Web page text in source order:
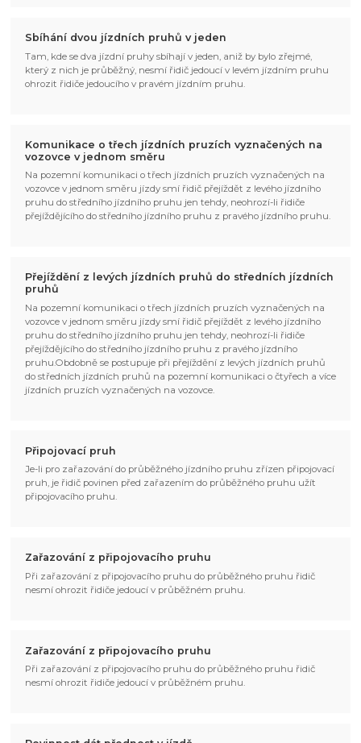
Sbíhání dvou jízdních pruhů v jeden
Tam, kde se dva jízdní pruhy sbíhají v jeden, aniž by bylo zřejmé,
který z nich je průběžný, nesmí řidič jedoucí v levém jízdním pruhu
ohrozit řidiče jedoucího v pravém jízdním pruhu.
Komunikace o třech jízdních pruzích vyznačených na
vozovce v jednom směru
Na pozemní komunikaci o třech jízdních pruzích vyznačených na
vozovce v jednom směru jízdy smí řidič přejíždět z levého jízdního
pruhu do středního jízdního pruhu jen tehdy, neohrozí-li řidiče
přejíždějícího do středního jízdního pruhu z pravého jízdního pruhu.
Přejíždění z levých jízdních pruhů do středních jízdních
pruhů
Na pozemní komunikaci o třech jízdních pruzích vyznačených na
vozovce v jednom směru jízdy smí řidič přejíždět z levého jízdního
pruhu do středního jízdního pruhu jen tehdy, neohrozí-li řidiče
přejíždějícího do středního jízdního pruhu z pravého jízdního
pruhu.Obdobně se postupuje při přejíždění z levých jízdních pruhů
do středních jízdních pruhů na pozemní komunikaci o čtyřech a více
jízdních pruzích vyznačených na vozovce.
Připojovací pruh
Je-li pro zařazování do průběžného jízdního pruhu zřízen připojovací
pruh, je řidič povinen před zařazením do průběžného pruhu užít
připojovacího pruhu.
Zařazování z připojovacího pruhu
Při zařazování z připojovacího pruhu do průběžného pruhu řidič
nesmí ohrozit řidiče jedoucí v průběžném pruhu.
Zařazování z připojovacího pruhu
Při zařazování z připojovacího pruhu do průběžného pruhu řidič
nesmí ohrozit řidiče jedoucí v průběžném pruhu.